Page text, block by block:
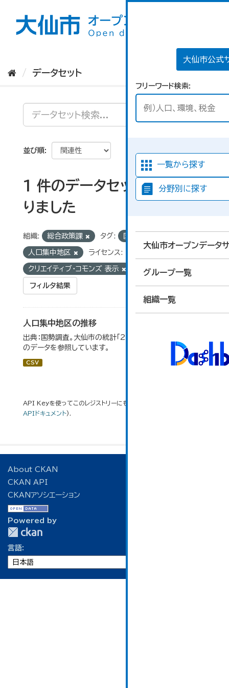
大仙市公式
フリーワード検索
一覧から探す
分野別に探す
大仙市オープンデータ
グループ一覧
組織一覧
データセット
並び順
1 件のデータセットが見つか
りました
組織: 総合政策課 タグ: 国勢調査
人口集中地区 ライセンス:
クリエイティブ・コモンズ 表示
フィルタ結果
人口集中地区の推移
出典：国勢調査。大仙市の統計「2-3 人口集中地区の推移」
のデータを参照しています。
CSV
API Keyを使ってこのレジストリーにもアクセス可能です
APIドキュメント).
About CKAN
CKAN API
CKANアソシエーション
Powered by
言語